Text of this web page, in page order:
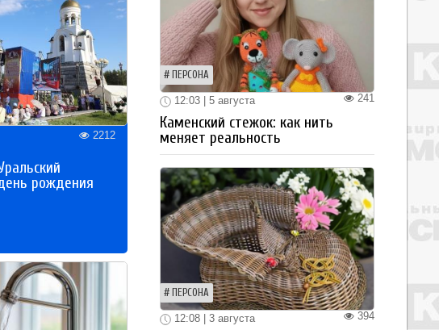
2212
рождения
ПЕРСОНА
241
12:03 | 5 августа
Каменский стежок: как нить
меняет реальность
ПЕРСОНА
394
12:08 | 3 августа